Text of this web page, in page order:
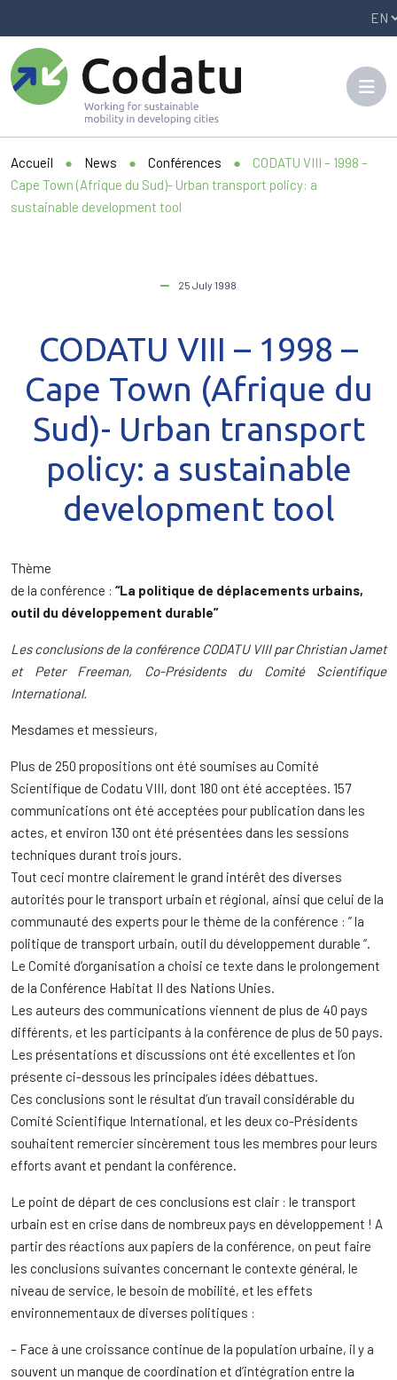
Accueil ● News ● Conférences ●
CODATU VIII – 1998 –
Cape Town (Afrique du Sud)- Urban transport policy: a
sustainable development tool
25 July 1998
CODATU VIII – 1998 –
Cape Town (Afrique du
Sud)- Urban transport
policy: a sustainable
development tool
Thème
de la conférence : “La politique de déplacements urbains,
outil du développement durable”
Les conclusions de la conférence CODATU VIII par Christian Jamet
et Peter Freeman, Co-Présidents du Comité Scientifique
International.
Mesdames et messieurs,
Plus de 250 propositions ont été soumises au Comité
Scientifique de Codatu VIII, dont 180 ont été acceptées. 157
communications ont été acceptées pour publication dans les
actes, et environ 130 ont été présentées dans les sessions
techniques durant trois jours.
Tout ceci montre clairement le grand intérêt des diverses
autorités pour le transport urbain et régional, ainsi que celui de la
communauté des experts pour le thème de la conférence : ” la
politique de transport urbain, outil du développement durable “.
Le Comité d’organisation a choisi ce texte dans le prolongement
de la Conférence Habitat II des Nations Unies.
Les auteurs des communications viennent de plus de 40 pays
différents, et les participants à la conférence de plus de 50 pays.
Les présentations et discussions ont été excellentes et l’on
présente ci-dessous les principales idées débattues.
Ces conclusions sont le résultat d’un travail considérable du
Comité Scientifique International, et les deux co-Présidents
souhaitent remercier sincèrement tous les membres pour leurs
efforts avant et pendant la conférence.
Le point de départ de ces conclusions est clair : le transport
urbain est en crise dans de nombreux pays en développement ! A
partir des réactions aux papiers de la conférence, on peut faire
les conclusions suivantes concernant le contexte général, le
niveau de service, le besoin de mobilité, et les effets
environnementaux de diverses politiques :
– Face à une croissance continue de la population urbaine, il y a
souvent un manque de coordination et d’intégration entre la